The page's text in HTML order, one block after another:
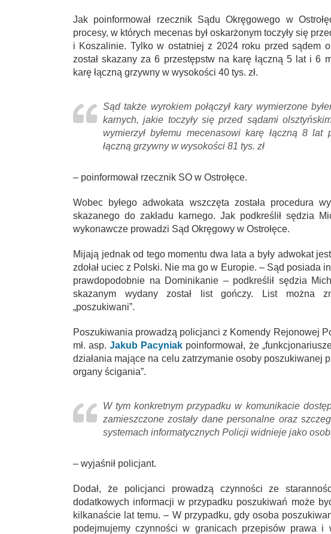
Jak poinformował rzecznik Sądu Okręgowego w
procesy, w których mecenas był oskarżonym toczyły się
i Koszalinie. Tylko w ostatniej z 2024 roku przed sądem
został skazany za 6 przestępstw na karę łączną 5 lat i 6
karę łączną grzywny w wysokości 40 tys. zł.
Sąd także wyrokiem połączył kary wymierzone
karnych, jakie toczyły się przed sądami
wymierzył byłemu mecenasowi karę łączną 8
łączną grzywny w wysokości 81 tys. zł
– poinformował rzecznik SO w Ostrołęce.
Wobec byłego adwokata wszczęta została procedura
skazanego do zakładu karnego. Jak podkreślił sędzia
wykonawcze prowadzi Sąd Okręgowy w Ostrołęce.
Mijają jednak od tego momentu dwa lata a były adwokat
zdołał uciec z Polski. Nie ma go w Europie. – Sąd posiada
prawdopodobnie na Dominikanie – podkreślił sędzia
skazanym wydany został list gończy. List można
„poszukiwani”.
Poszukiwania prowadzą policjanci z Komendy Rejonowej
mł. asp.Jakub Pacyniak poinformował, że
działania mające na celu zatrzymanie osoby poszukiwanej
organy ścigania”.
W tym konkretnym przypadku w komunikacie
zamieszczone zostały dane personalne oraz
systemach informatycznych Policji widnieje jako
– wyjaśnił policjant.
Dodał, że policjanci prowadzą czynności ze
dodatkowych informacji w przypadku poszukiwań może
kilkanaście lat temu. – W przypadku, gdy osoba
podejmujemy czynności w granicach przepisów prawa i